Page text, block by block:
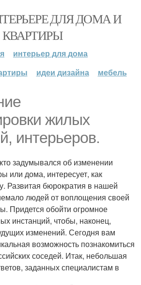
ДЛЯ ДОМА И
КВАРТИРЫ
интерьер для дома
идеи дизайна мебель
жилых
интерьеров.
задумывался об изменении
или дома, интересует, как
Развитая бюрократия в нашей
людей от воплощения своей
Придется обойти огромное
инстанций, чтобы, наконец,
изменений. Сегодня вам
возможность познакомиться
соседей. Итак, небольшая
заданных специалистам в